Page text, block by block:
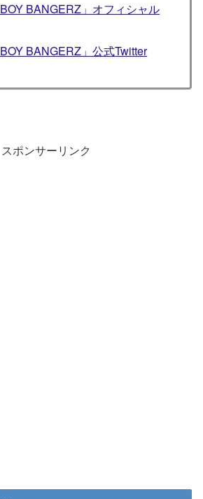
BOY BANGERZ」オフィシャル
BANGERZ」公式Twitter
スポンサーリンク